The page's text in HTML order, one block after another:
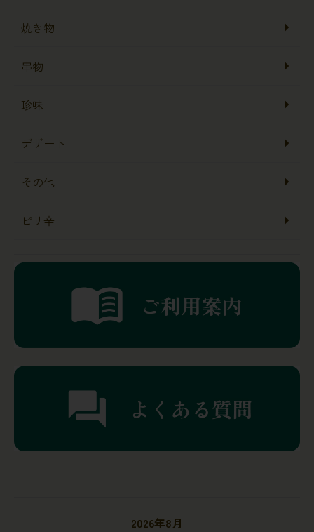
焼き物
串物
珍味
デザート
その他
ピリ辛
2026年8月